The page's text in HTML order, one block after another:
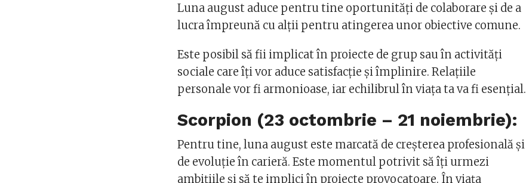
Luna august aduce pentru tine oportunități de colaborare și de a
lucra împreună cu alții pentru atingerea unor obiective comune.
Este posibil să fii implicat în proiecte de grup sau în activități
sociale care îți vor aduce satisfacție și împlinire. Relațiile
personale vor fi armonioase, iar echilibrul în viața ta va fi esențial.
Scorpion (23 octombrie – 21 noiembrie):
Pentru tine, luna august este marcată de creșterea profesională și
de evoluție în carieră. Este momentul potrivit să îți urmezi
ambițiile și să te implici în proiecte provocatoare. În viața